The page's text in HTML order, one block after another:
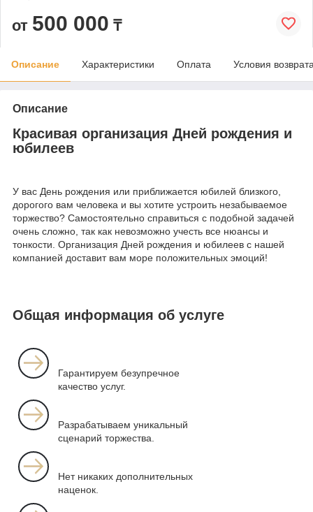
от 500 000 ₸
Описание Характеристики Оплата Условия
Описание
Красивая организация Дней рождения и
юбилеев
У вас День рождения или приближается юбилей близкого,
дорогого вам человека и вы хотите устроить незабываемое
торжество? Самостоятельно справиться с подобной задачей
очень сложно, так как невозможно учесть все нюансы и
тонкости. Организация Дней рождения и юбилеев с нашей
компанией доставит вам море положительных эмоций!
Общая информация об услуге
Гарантируем безупречное
качество услуг.
Разрабатываем уникальный
сценарий торжества.
Нет никаких дополнительных
наценок.